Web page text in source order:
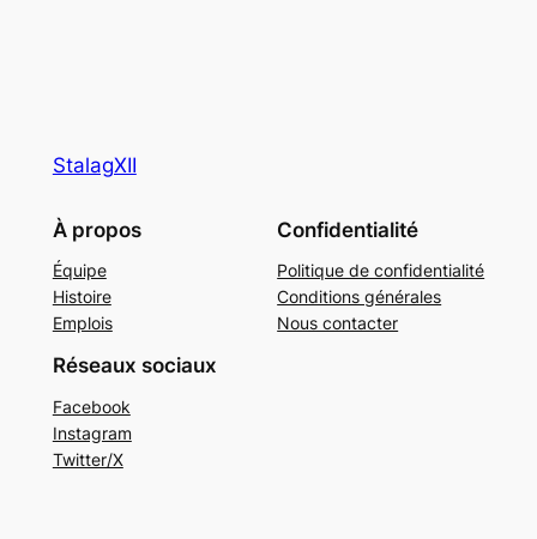
StalagXII
À propos
Équipe
Histoire
Emplois
Confidentialité
Politique de confidentialité
Conditions générales
Nous contacter
Réseaux sociaux
Facebook
Instagram
Twitter/X